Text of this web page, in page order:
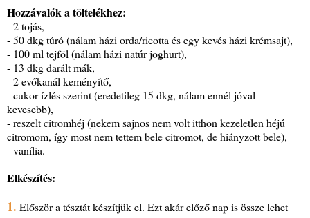
Hozzávalók a töltelékhez:
- 2 tojás,
- 50 dkg túró (nálam házi orda/ricotta és egy kevés házi krémsajt),
- 100 ml tejföl (nálam házi natúr joghurt),
- 13 dkg darált mák,
- 2 evőkanál keményítő,
- cukor ízlés szerint (eredetileg 15 dkg, nálam ennél jóval
kevesebb),
- reszelt citromhéj (nekem sajnos nem volt itthon kezeletlen héjú
citromom, így most nem tettem bele citromot, de hiányzott bele),
- vanília.
Elkészítés:
1. Először a tésztát készítjük el. Ezt akár előző nap is össze lehet